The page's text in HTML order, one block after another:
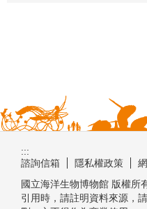
:::
諮詢信箱
隱私權政策
國立海洋生物博物館 版權所
引用時，請註明資料來源，